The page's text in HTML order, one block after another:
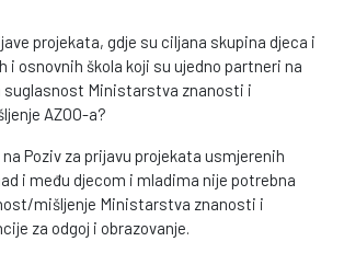
projekata, gdje su ciljana skupina djeca i
i osnovnih škola koji su ujedno partneri na
suglasnost Ministarstva znanosti i
AZOO-a?
Poziv za prijavu projekata usmjerenih
i među djecom i mladima nije potrebna
mišljenje Ministarstva znanosti i
za odgoj i obrazovanje.